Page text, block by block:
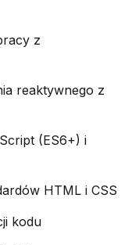
z
reaktywnego z
(ES6+) i
HTML i CSS
kodu